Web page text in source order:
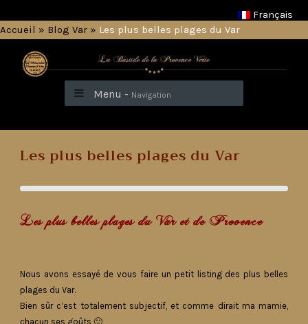
Français
Accueil » Blog Var » Les plus belles plages du Var
Menu - Navigation
Les plus belles plages du Var
Les plus belles plages du Var et de Provence
Nous avons essayé de vous faire un petit listing des plus belles
plages du Var.
Bien sûr c’est totalement subjectif, et comme dirait ma mamie,
chacun ses goûts 🙂